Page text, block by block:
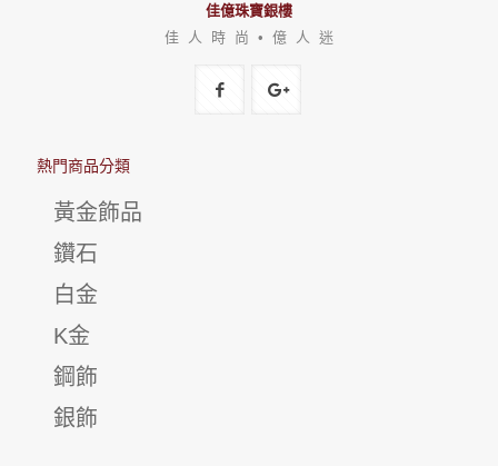
佳億珠寶銀樓
佳 人 時 尚 • 億 人 迷
熱門商品分類
黃金飾品
鑽石
白金
K金
鋼飾
銀飾